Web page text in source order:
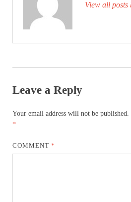
View all posts
Leave a Reply
Your email address will not be published.
*
COMMENT*